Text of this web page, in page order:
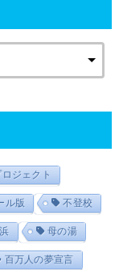
ジェクト
ル版 不登校
母の湯
百万人の夢宣言